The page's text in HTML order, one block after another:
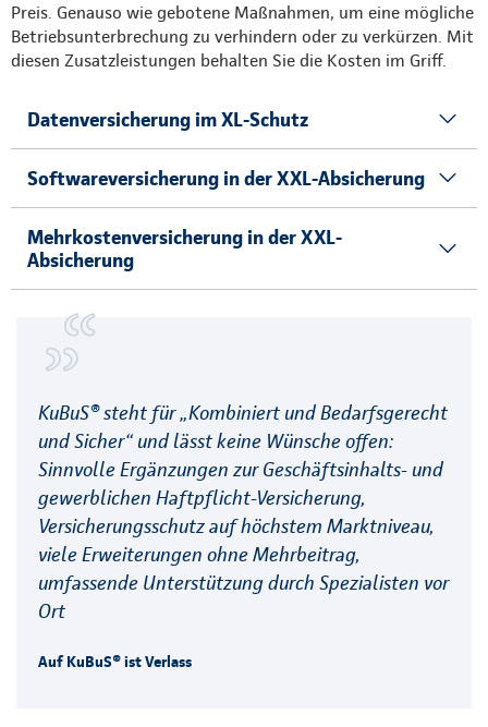
Preis. Genauso wie gebotene Maßnahmen, um eine mögliche
Betriebsunterbrechung zu verhindern oder zu verkürzen. Mit
diesen Zusatzleistungen behalten Sie die Kosten im Griff.
Datenversicherung im XL-Schutz
Softwareversicherung in der XXL-Absicherung
Mehrkostenversicherung in der XXL-
Absicherung
KuBuS® steht für „Kombiniert und Bedarfsgerecht
und Sicher“ und lässt keine Wünsche offen:
Sinnvolle Ergänzungen zur Geschäftsinhalts- und
gewerblichen Haftpflicht-Versicherung,
Versicherungsschutz auf höchstem Marktniveau,
viele Erweiterungen ohne Mehrbeitrag,
umfassende Unterstützung durch Spezialisten vor
Ort
Auf KuBuS® ist Verlass